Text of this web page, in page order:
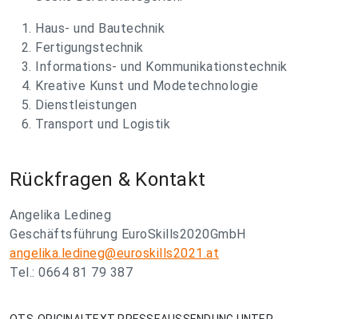
Haus- und Bautechnik
Fertigungstechnik
Informations- und Kommunikationstechnik
Kreative Kunst und Modetechnologie
Dienstleistungen
Transport und Logistik
Rückfragen & Kontakt
Angelika Ledineg
Geschäftsführung EuroSkills2020GmbH
angelika.ledineg@euroskills2021.at
Tel.: 0664 81 79 387